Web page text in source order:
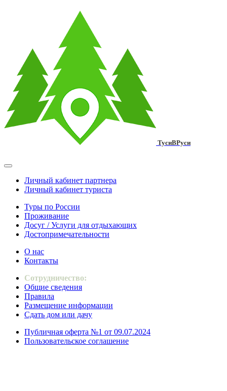
ТусиВРуси
Личный кабинет партнера
Личный кабинет туриста
Туры по России
Проживание
Досуг / Услуги для отдыхающих
Достопримечательности
О нас
Контакты
Сотрудничество:
Общие сведения
Правила
Размещение информации
Сдать дом или дачу
Публичная оферта №1 от 09.07.2024
Пользовательское соглашение